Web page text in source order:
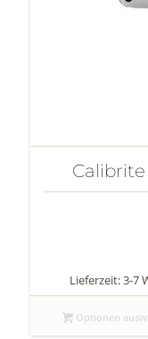
Lieferzeit: 3-7
Optionen